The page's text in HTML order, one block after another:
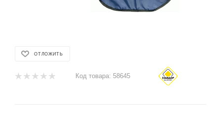
ОТЛОЖИТЬ
Код товара: 58645